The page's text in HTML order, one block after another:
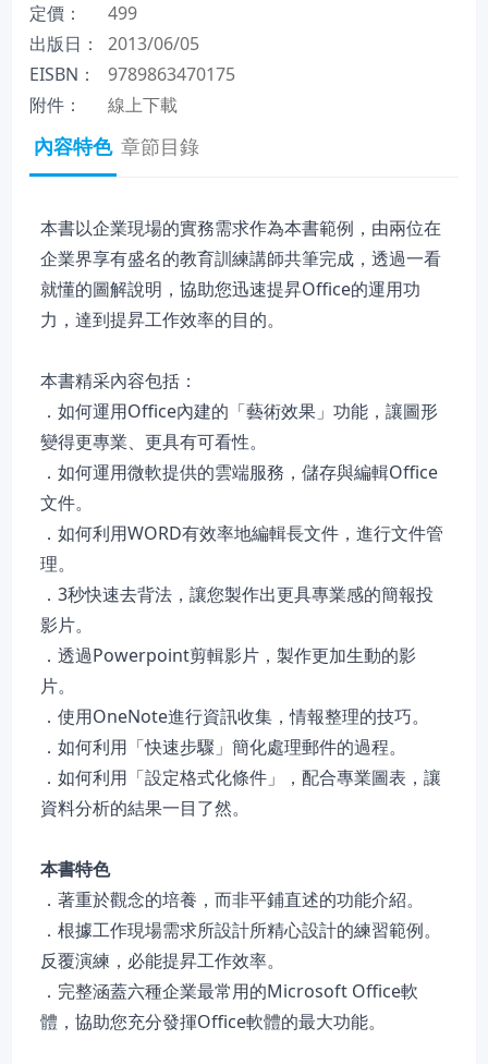
定價：
499
出版日：
2013/06/05
EISBN：
9789863470175
附件：
線上下載
內容特色 章節目錄
本書以企業現場的實務需求作為本書範例，由兩位在
企業界享有盛名的教育訓練講師共筆完成，透過一看
就懂的圖解說明，協助您迅速提昇Office的運用功
力，達到提昇工作效率的目的。
本書精采內容包括：
．如何運用Office內建的「藝術效果」功能，讓圖形
變得更專業、更具有可看性。
．如何運用微軟提供的雲端服務，儲存與編輯Office
文件。
．如何利用WORD有效率地編輯長文件，進行文件管
理。
．3秒快速去背法，讓您製作出更具專業感的簡報投
影片。
．透過Powerpoint剪輯影片，製作更加生動的影
片。
．使用OneNote進行資訊收集，情報整理的技巧。
．如何利用「快速步驟」簡化處理郵件的過程。
．如何利用「設定格式化條件」，配合專業圖表，讓
資料分析的結果一目了然。
本書特色
．著重於觀念的培養，而非平鋪直述的功能介紹。
．根據工作現場需求所設計所精心設計的練習範例。
反覆演練，必能提昇工作效率。
．完整涵蓋六種企業最常用的Microsoft Office軟
體，協助您充分發揮Office軟體的最大功能。